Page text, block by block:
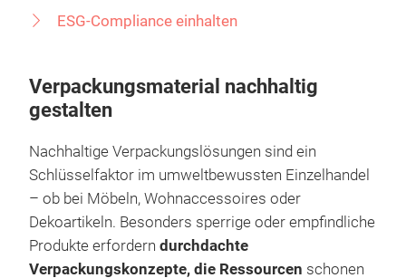
stehen dabei vor Herausforderungen, aber auch vor
ESG-Compliance einhalten
Verpackungsmaterial nachhaltig
gestalten
Nachhaltige Verpackungslösungen sind ein
Schlüsselfaktor im umweltbewussten Einzelhandel
– ob bei Möbeln, Wohnaccessoires oder